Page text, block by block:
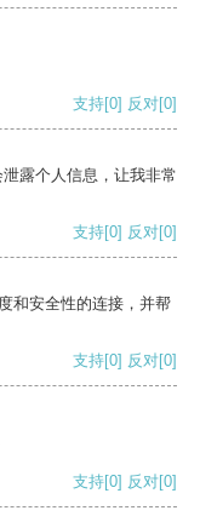
支持[0] 反对[0]
露个人信息，让我非常
支持[0] 反对[0]
和安全性的连接，并帮
支持[0] 反对[0]
支持[0] 反对[0]